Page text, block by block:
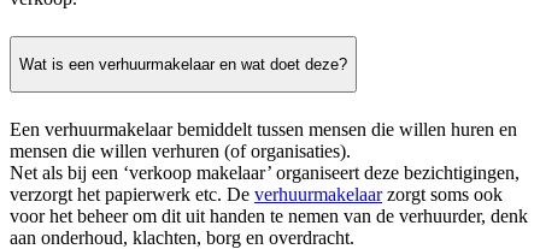
Wat is een verhuurmakelaar en wat doet deze?
Een verhuurmakelaar bemiddelt tussen mensen die willen huren en
mensen die willen verhuren (of organisaties).
Net als bij een ‘verkoop makelaar’ organiseert deze bezichtigingen,
verzorgt het papierwerk etc. De verhuurmakelaarzorgt soms ook
voor het beheer om dit uit handen te nemen van de verhuurder, denk
aan onderhoud, klachten, borg en overdracht.